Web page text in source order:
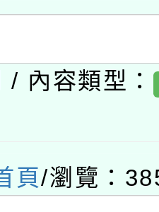
民族歲時祭
期犯罪預防
年70歲以
座「吃得安
年度第2次
年度閱讀
專業研習
人工智慧
內容類型：
頁/瀏覽：